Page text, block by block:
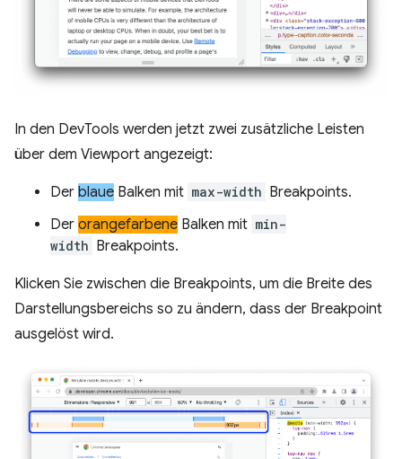
In den DevTools werden jetzt zwei zusätzliche Leisten
über dem Viewport angezeigt:
Der blaue Balken mit max-width Breakpoints.
Der orangefarbene Balken mit min-
width Breakpoints.
Klicken Sie zwischen die Breakpoints, um die Breite des
Darstellungsbereichs so zu ändern, dass der Breakpoint
ausgelöst wird.